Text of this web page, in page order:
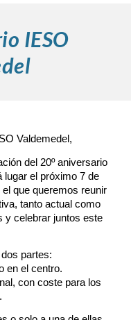
IESO
Valdemedel,
del 20º aniversario
lugar el próximo 7 de
que queremos reunir
tanto actual como
y celebrar juntos este
partes:
en el centro.
con coste para los